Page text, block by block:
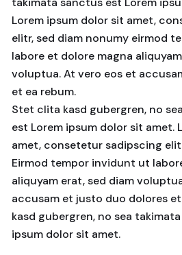
Lorem ipsum dolor sit amet,
elitr, sed diam nonumy eirmod
labore et dolore magna
voluptua. At vero eos et
et ea rebum.
Stet clita kasd gubergren, no
est Lorem ipsum dolor sit amet.
amet, consetetur sadipscing
Eirmod tempor invidunt ut
aliquyam erat, sed diam
accusam et justo duo dolores
kasd gubergren, no sea
ipsum dolor sit amet.